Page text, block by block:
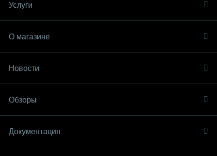
Услуги
О магазине
Новости
Обзоры
Документация